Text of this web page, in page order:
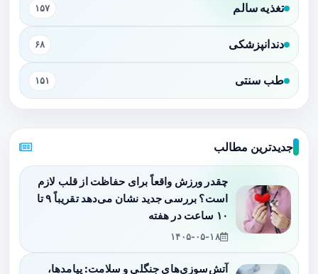
تغذیه سالم ۱۵۷
دندانپزشکی ۶۸
طب سنتی ۱۵۱
جدیدترین مطالب
چقدر ورزش واقعاً برای حفاظت از قلب لازم
است؟ بررسی جدید نشان می‌دهد تقریباً ۹ تا
۱۰ ساعت در هفته
۱۴۰۵-۰۵-۱۸
آتش‌سوزی‌های جنگلی و سلامت: پیامدها،